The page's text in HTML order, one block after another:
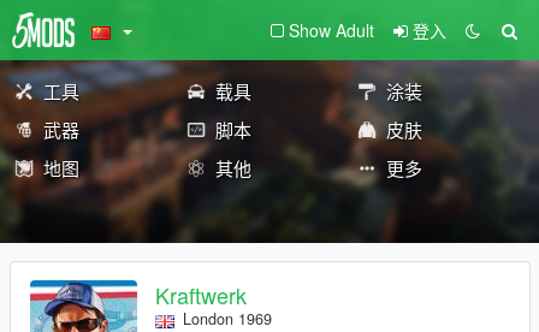
Show Adult 登入
工具 载具
涂装
武器
脚本
皮肤
地图
其他 更多
Kraftwerk
London 1969